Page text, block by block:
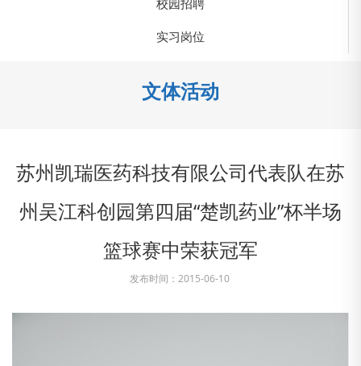
校园招聘
实习岗位
文体活动
苏州凯瑞医药科技有限公司代表队在苏
州吴江科创园第四届“楚凯药业”杯半场
篮球赛中荣获冠军
发布时间：2015-06-10